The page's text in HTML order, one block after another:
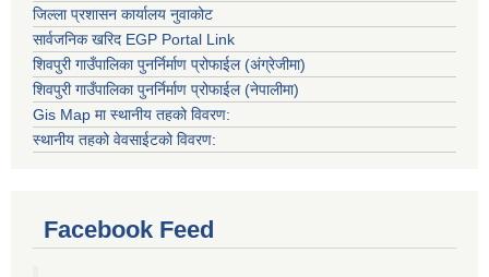
जिल्ला प्रशासन कार्यालय नुवाकोट
सार्वजनिक खरिद EGP Portal Link
शिवपुरी गाउँपालिका पुनर्निर्माण प्रोफाईल (अंग्रेजीमा)
शिवपुरी गाउँपालिका पुनर्निर्माण प्रोफाईल (नेपालीमा)
Gis Map मा स्थानीय तहको विवरण:
स्थानीय तहको वेवसाईटको विवरण:
Facebook Feed